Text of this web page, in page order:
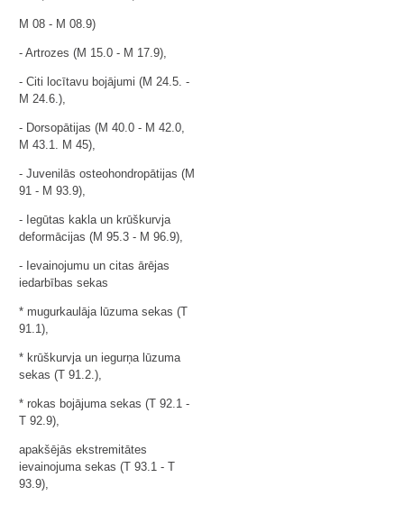
M 08 - M 08.9)
- Artrozes (M 15.0 - M 17.9),
- Citi locītavu bojājumi (M 24.5. -
M 24.6.),
- Dorsopātijas (M 40.0 - M 42.0,
M 43.1. M 45),
- Juvenilās osteohondropātijas (M
91 - M 93.9),
- Iegūtas kakla un krūškurvja
deformācijas (M 95.3 - M 96.9),
- Ievainojumu un citas ārējas
iedarbības sekas
* mugurkaulāja lūzuma sekas (T
91.1),
* krūškurvja un iegurņa lūzuma
sekas (T 91.2.),
* rokas bojājuma sekas (T 92.1 -
T 92.9),
apakšējās ekstremitātes
ievainojuma sekas (T 93.1 - T
93.9),